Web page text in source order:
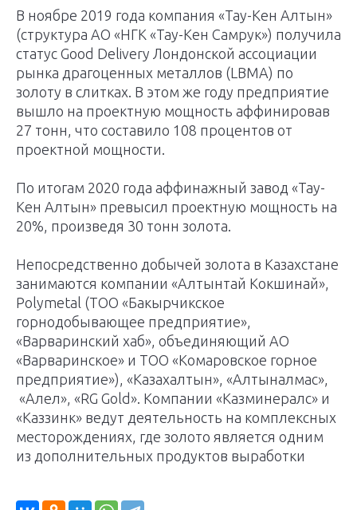
В ноябре 2019 года компания «Тау-Кен Алтын»
(структура АО «НГК «Тау-Кен Самрук») получила
статус Good Delivery Лондонской ассоциации
рынка драгоценных металлов (LBMA) по
золоту в слитках. В этом же году предприятие
вышло на проектную мощность аффинировав
27 тонн, что составило 108 процентов от
проектной мощности.
По итогам 2020 года аффинажный завод «Тау-
Кен Алтын» превысил проектную мощность на
20%, произведя 30 тонн золота.
Непосредственно добычей золота в Казахстане
занимаются компании «Алтынтай Кокшинай»,
Polymetal (ТОО «Бакырчикское
горнодобывающее предприятие»,
«Варваринский хаб», объединяющий АО
«Варваринское» и ТОО «Комаровское горное
предприятие»), «Казахалтын», «Алтыналмас»,
«Алел», «RG Gold». Компании «Казминералс» и
«Каззинк» ведут деятельность на комплексных
месторождениях, где золото является одним
из дополнительных продуктов выработки